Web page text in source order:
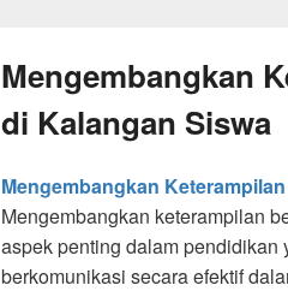
Mengembangkan
di Kalangan Siswa
Mengembangkan
Mengembangkan keterampilan
aspek penting dalam pendidikan
berkomunikasi secara efektif